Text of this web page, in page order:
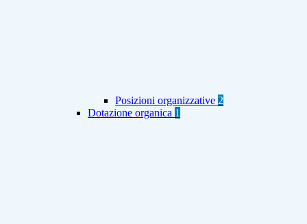
Posizioni organizzative 2
Dotazione organica 1